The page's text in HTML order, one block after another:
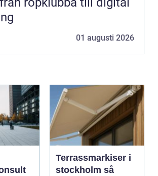
01 augusti 2026
Terrassmarkiser i
stockholm så